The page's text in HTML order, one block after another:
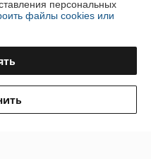
персональных
файлы cookies или